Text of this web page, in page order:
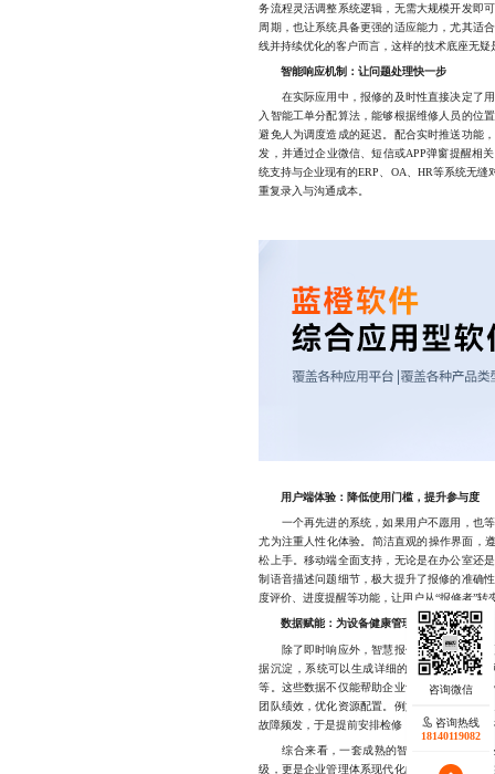
务流程灵活调整系统逻辑，无需大规模开发即
周期，也让系统具备更强的适应能力，尤其适
线并持续优化的客户而言，这样的技术底座无疑
智能响应机制：让问题处理快一步
在实际应用中，报修的及时性直接决定了用
入智能工单分配算法，能够根据维修人员的位
避免人为调度造成的延迟。配合实时推送功能
发，并通过企业微信、短信或APP弹窗提醒相
统支持与企业现有的ERP、OA、HR等系统无
重复录入与沟通成本。
用户端体验：降低使用门槛，提升参与度
一个再先进的系统，如果用户不愿用，也等
尤为注重人性化体验。简洁直观的操作界面，
松上手。移动端全面支持，无论是在办公室还
制语音描述问题细节，极大提升了报修的准确
度评价、进度提醒等功能，让用户从“报修者”转
数据赋能：为设备健康管理提供决策依据
除了即时响应外，智慧报修系统开发公司更
据沉淀，系统可以生成详细的统计报表，如
等。这些数据不仅能帮助企业识别设备老化趋
团队绩效，优化资源配置。例如，某制造企业
故障频发，于是提前安排检修，成功避免了三
综合来看，一套成熟的智慧报修系统开发
级，更是企业管理体系现代化的重要一环。据
咨询热线
18140119082